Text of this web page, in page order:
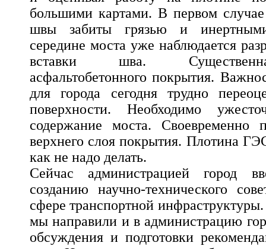
большими картами. В первом
швы забиты грязью и
середине моста уже наблюдается
вставки шва.
асфальтобетонного покрытия.
для города сегодня трудно
поверхности. Необходимо
содержание моста. Своевременно
верхнего слоя покрытия. Плотина
как не надо делать.
Сейчас администрацией город
созданию научно-технического
сфере транспортной
мы направили и в администрацию
обсуждения и подготовки